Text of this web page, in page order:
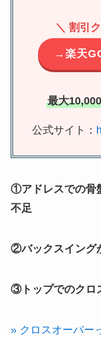
＼ 割引
→楽天
最大
公式サイト：
①アドレスでの骨
不足
②バックスイング
③トップでのクロ
» クロスオーバー